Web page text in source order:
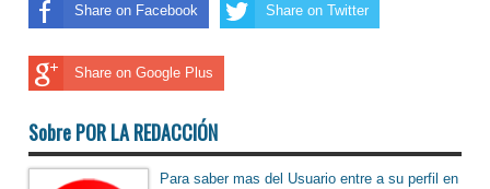
Share on Facebook Share on Twitter
Share on Google Plus
Sobre POR LA REDACCIÓN
Para saber mas del Usuario entre a su perfil en